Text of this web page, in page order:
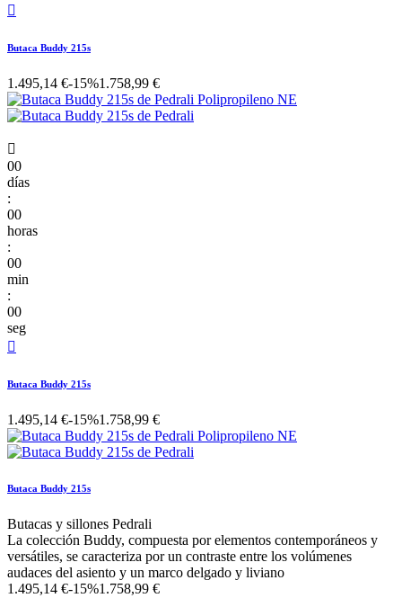

Butaca Buddy 215s
1.495,14 €-15%1.758,99 €

00
días
:
00
horas
:
00
min
:
00
seg

Butaca Buddy 215s
1.495,14 €-15%1.758,99 €
Butaca Buddy 215s
Butacas y sillones Pedrali
La colección Buddy, compuesta por elementos contemporáneos y
versátiles, se caracteriza por un contraste entre los volúmenes
audaces del asiento y un marco delgado y liviano
1.495,14 €-15%1.758,99 €